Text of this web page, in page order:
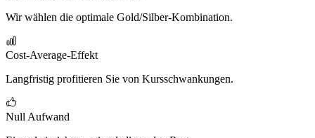
Wir wählen die optimale Gold/Silber-Kombination.
Cost-Average-Effekt
Langfristig profitieren Sie von Kursschwankungen.
Null Aufwand